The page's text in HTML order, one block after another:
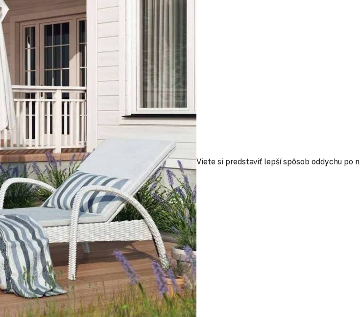
Viete si predstaviť lepší spôsob oddychu po